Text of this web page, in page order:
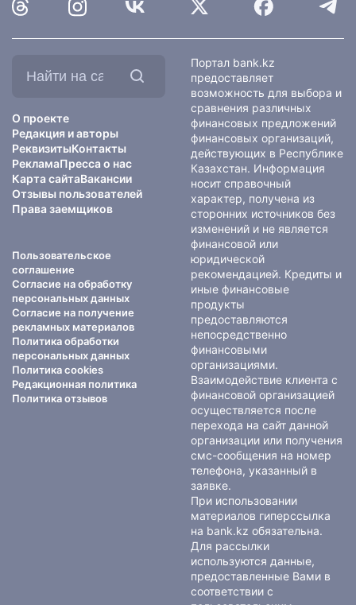
О проекте
Редакция и авторы
РеквизитыКонтакты
РекламаПресса о нас
Карта сайтаВакансии
Отзывы пользователей
Права заемщиков
Пользовательское
соглашение
Согласие на обработку
персональных данных
Согласие на получение
рекламных материалов
Политика обработки
персональных данных
Политика cookies
Редакционная политика
Политика отзывов
Портал bank.kz
предоставляет
возможность для выбора и
сравнения различных
финансовых предложений
финансовых организаций,
действующих в Республике
Казахстан. Информация
носит справочный
характер, получена из
сторонних источников без
изменений и не является
финансовой или
юридической
рекомендацией. Кредиты и
иные финансовые
продукты
предоставляются
непосредственно
финансовыми
организациями.
Взаимодействие клиента с
финансовой организацией
осуществляется после
перехода на сайт данной
организации или получения
смс-сообщения на номер
телефона, указанный в
заявке.
При использовании
материалов гиперссылка
на bank.kz обязательна.
Для рассылки
используются данные,
предоставленные Вами в
соответствии с